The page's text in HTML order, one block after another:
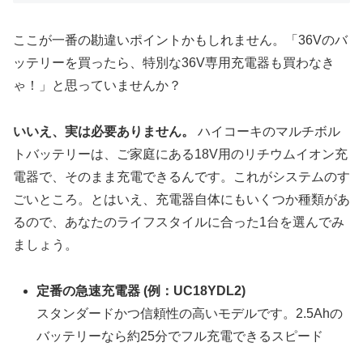
ここが一番の勘違いポイントかもしれません。「36Vのバ
ッテリーを買ったら、特別な36V専用充電器も買わなき
ゃ！」と思っていませんか？
いいえ、実は必要ありません。
ハイコーキのマルチボル
トバッテリーは、ご家庭にある18V用のリチウムイオン充
電器で、そのまま充電できるんです。これがシステムのす
ごいところ。とはいえ、充電器自体にもいくつか種類があ
るので、あなたのライフスタイルに合った1台を選んでみ
ましょう。
定番の急速充電器 (例：UC18YDL2)
スタンダードかつ信頼性の高いモデルです。2.5Ahの
バッテリーなら約25分でフル充電できるスピード